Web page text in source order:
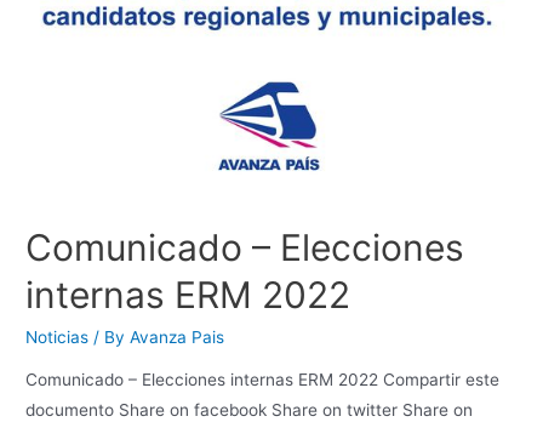
Comunicado – Elecciones
internas ERM 2022
Noticias / ByAvanza Pais
Comunicado – Elecciones internas ERM 2022 Compartir este
documento Share on facebook Share on twitter Share on